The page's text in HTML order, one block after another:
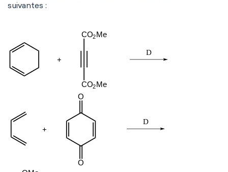
suivantes :